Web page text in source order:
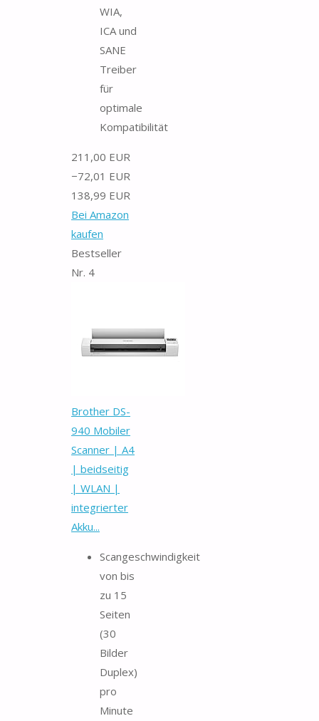
WIA,
ICA und
SANE
Treiber
für
optimale
Kompatibilität
211,00 EUR
−72,01 EUR
138,99 EUR
Bei Amazon
kaufen
Bestseller
Nr. 4
Brother DS-
940 Mobiler
Scanner | A4
| beidseitig
| WLAN |
integrierter
Akku...
Scangeschwindigkeit
von bis
zu 15
Seiten
(30
Bilder
Duplex)
pro
Minute